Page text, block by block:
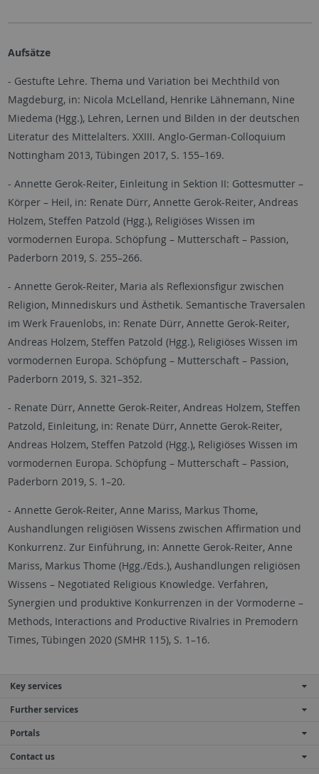
Aufsätze
- Gestufte Lehre. Thema und Variation bei Mechthild von
Magdeburg, in: Nicola McLelland, Henrike Lähnemann, Nine
Miedema (Hgg.), Lehren, Lernen und Bilden in der deutschen
Literatur des Mittelalters. XXIII. Anglo-German-Colloquium
Nottingham 2013, Tübingen 2017, S. 155–169.
- Annette Gerok-Reiter, Einleitung in Sektion II: Gottesmutter –
Körper – Heil, in: Renate Dürr, Annette Gerok-Reiter, Andreas
Holzem, Steffen Patzold (Hgg.), Religiöses Wissen im
vormodernen Europa. Schöpfung – Mutterschaft – Passion,
Paderborn 2019, S. 255–266.
- Annette Gerok-Reiter, Maria als Reflexionsfigur zwischen
Religion, Minnediskurs und Ästhetik. Semantische Traversalen
im Werk Frauenlobs, in: Renate Dürr, Annette Gerok-Reiter,
Andreas Holzem, Steffen Patzold (Hgg.), Religiöses Wissen im
vormodernen Europa. Schöpfung – Mutterschaft – Passion,
Paderborn 2019, S. 321–352.
- Renate Dürr, Annette Gerok-Reiter, Andreas Holzem, Steffen
Patzold, Einleitung, in: Renate Dürr, Annette Gerok-Reiter,
Andreas Holzem, Steffen Patzold (Hgg.), Religiöses Wissen im
vormodernen Europa. Schöpfung – Mutterschaft – Passion,
Paderborn 2019, S. 1–20.
- Annette Gerok-Reiter, Anne Mariss, Markus Thome,
Aushandlungen religiösen Wissens zwischen Affirmation und
Konkurrenz. Zur Einführung, in: Annette Gerok-Reiter, Anne
Mariss, Markus Thome (Hgg./Eds.), Aushandlungen religiösen
Wissens – Negotiated Religious Knowledge. Verfahren,
Synergien und produktive Konkurrenzen in der Vormoderne –
Methods, Interactions and Productive Rivalries in Premodern
Times, Tübingen 2020 (SMHR 115), S. 1–16.
Key services
Further services
Portals
Contact us